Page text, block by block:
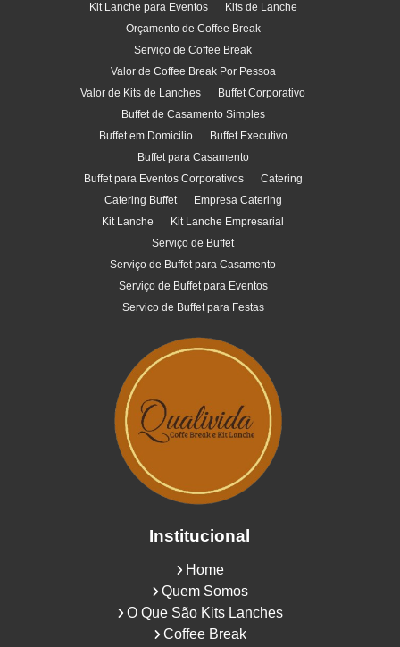
Kit Lanche para Eventos
Kits de Lanche
Orçamento de Coffee Break
Serviço de Coffee Break
Valor de Coffee Break Por Pessoa
Valor de Kits de Lanches
Buffet Corporativo
Buffet de Casamento Simples
Buffet em Domicilio
Buffet Executivo
Buffet para Casamento
Buffet para Eventos Corporativos
Catering
Catering Buffet
Empresa Catering
Kit Lanche
Kit Lanche Empresarial
Serviço de Buffet
Serviço de Buffet para Casamento
Serviço de Buffet para Eventos
Servico de Buffet para Festas
Institucional
Home
Quem Somos
O Que São Kits Lanches
Coffee Break